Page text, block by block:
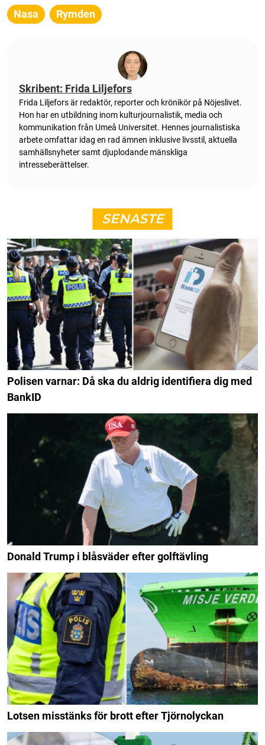
Nasa Rymden
Skribent: Frida Liljefors
Frida Liljefors är redaktör, reporter och krönikör på Nöjeslivet.
Hon har en utbildning inom kulturjournalistik, media och
kommunikation från Umeå Universitet. Hennes journalistiska
arbete omfattar idag en rad ämnen inklusive livsstil, aktuella
samhällsnyheter samt djuplodande mänskliga
intresseberättelser.
SENASTE
Polisen varnar: Då ska du aldrig identifiera dig med
BankID
Donald Trump i blåsväder efter golftävling
Lotsen misstänks för brott efter Tjörnolyckan